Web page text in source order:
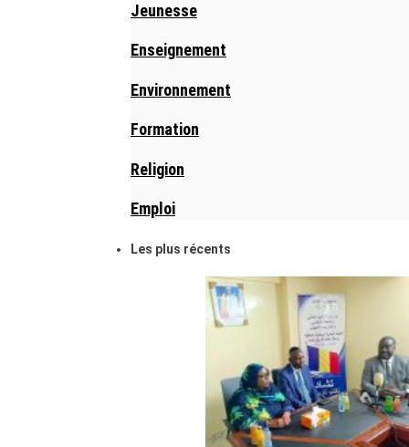
Jeunesse
Enseignement
Environnement
Formation
Religion
Emploi
Les plus récents